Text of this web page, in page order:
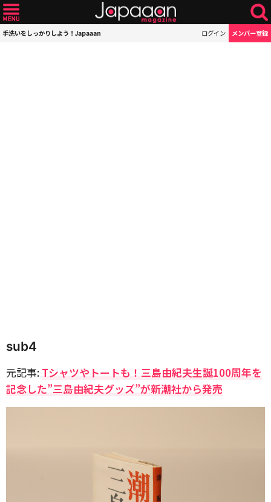
手洗いをしっかりしよう！Japaaan ログイン メンバー登録
sub4
元記事: Tシャツやトートも！三島由紀夫生誕100周年を
記念した”三島由紀夫グッズ”が新潮社から発売